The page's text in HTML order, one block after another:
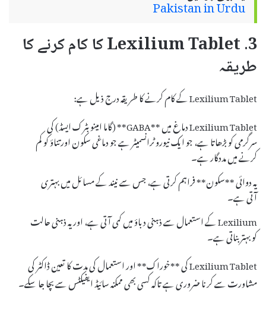
Pakistan in Urdu
3. Lexilium Tablet کا کام کرنے کا
طریقہ
Lexilium Tablet کے کام کرنے کا طریقہ درج ذیل ہے:
Lexilium Tablet دماغ میں **GABA** (گاما امینو بٹرک ایسڈ) کی
سرگرمی کو بڑھاتا ہے، جو ایک نیورو ٹرانسمیٹر ہے جو دماغی سکون اور تناؤ کو کم
کرنے میں مددگار ہے۔
یہ دوائی **سکون** فراہم کرتی ہے، جس سے نیند کے مسائل میں بہتری
آتی ہے۔
Lexilium کے استعمال سے ذہنی دباؤ میں کمی آتی ہے، اور یہ ذہنی حالت
کو بہتر بناتی ہے۔
Lexilium Tablet کی **خوراک** اور استعمال کی مدت کا تعین ڈاکٹر کی
مشاورت سے کرنا ضروری ہے تاکہ کسی بھی ممکنہ سائیڈ ایفیکٹس سے بچا جا سکے۔